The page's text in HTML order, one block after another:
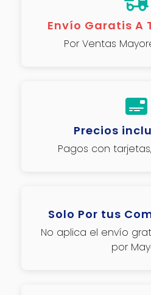
Envío Garatis A
Por Ventas
Precios
Pagos con
Solo Por tus
No aplica el envío
por